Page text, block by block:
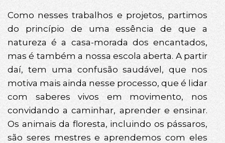
Como nesses trabalhos e projetos, partimos
do princípio de uma essência de que a
natureza é a casa-morada dos encantados,
mas é também a nossa escola aberta. A partir
daí, tem uma confusão saudável, que nos
motiva mais ainda nesse processo, que é lidar
com saberes vivos em movimento, nos
convidando a caminhar, aprender e ensinar.
Os animais da floresta, incluindo os pássaros,
são seres mestres e aprendemos com eles